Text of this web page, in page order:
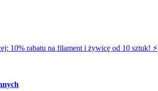
10% rabatu na filament i żywicę od 10 sztuk! ⚡️